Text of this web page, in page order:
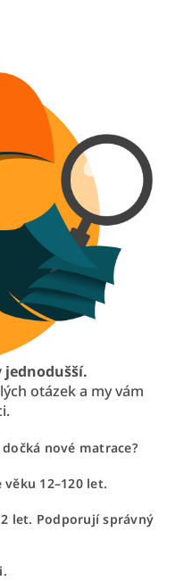
jednodušší.
otázek a my vám
nové matrace?
12–120 let.
let. Podporují správný